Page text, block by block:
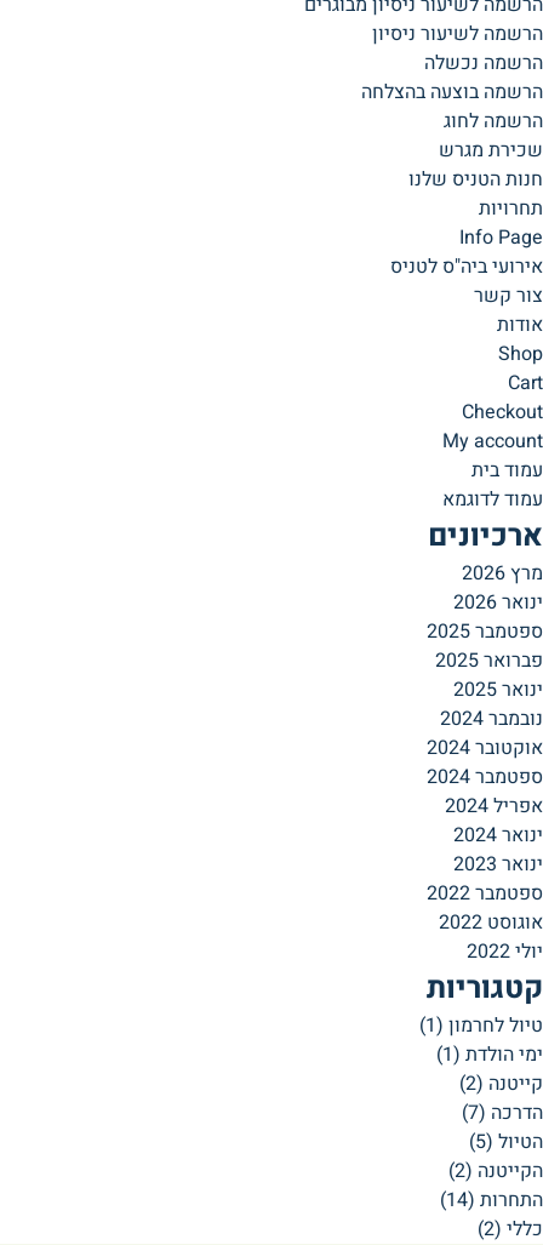
הרשמה לשיעור ניסיון
הרשמה נכשלה
הרשמה בוצעה בהצלחה
הרשמה לחוג
שכירת מגרש
חנות הטניס שלנו
תחרויות
Info Page
אירועי ביה"ס לטניס
צור קשר
אודות
Shop
Cart
Checkout
My account
עמוד בית
עמוד לדוגמא
ארכיונים
מרץ 2026
ינואר 2026
ספטמבר 2025
פברואר 2025
ינואר 2025
נובמבר 2024
אוקטובר 2024
ספטמבר 2024
אפריל 2024
ינואר 2024
ינואר 2023
ספטמבר 2022
אוגוסט 2022
יולי 2022
קטגוריות
טיול לחרמון (1)
ימי הולדת (1)
קייטנה (2)
הדרכה (7)
הטיול (5)
הקייטנה (2)
התחרות (14)
כללי (2)